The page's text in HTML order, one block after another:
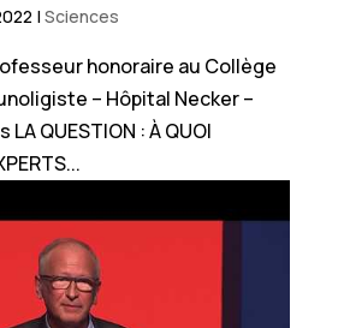
| Sciences
honoraire au Collège
– Hôpital Necker –
QUESTION : À QUOI